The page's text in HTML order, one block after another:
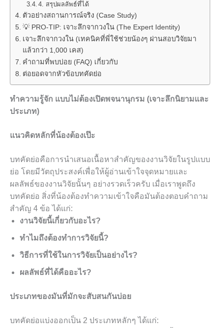
4. สรุปผลลัพธ์ที่ได้
ตัวอย่างสถานการณ์จริง (Case Study)
💡 PRO-TIP: เจาะลึกจากวงใน (The Expert Identity)
เจาะลึกจากวงใน (เทคนิคที่พี่ใช้ช่วยน้องๆ ผ่านสอบวิจัยมา
แล้วกว่า 1,000 เคส)
คำถามที่พบบ่อย (FAQ) เกี่ยวกับ
ต่อยอดจากหัวข้อบทคัดย่อ
ทำความรู้จัก แบบไม่ต้องเปิดพจนานุกรม (เจาะลึกนิยามและ
ประเภท)
แนวคิดหลักที่น้องต้องเป๊ะ
บทคัดย่อคือการนำเสนอเนื้อหาสำคัญของงานวิจัยในรูปแบบ
ย่อ โดยมีวัตถุประสงค์เพื่อให้ผู้อ่านเข้าใจจุดหมายและ
ผลลัพธ์ของงานวิจัยนั้นๆ อย่างรวดเร็วครับ เมื่อเราพูดถึง
บทคัดย่อ สิ่งที่น้องต้องทำความเข้าใจคือมันต้องตอบคำถาม
สำคัญ 4 ข้อ ได้แก่:
งานวิจัยนี้เกี่ยวกับอะไร?
ทำไมถึงต้องทำการวิจัยนี้?
วิธีการที่ใช้ในการวิจัยเป็นอย่างไร?
ผลลัพธ์ที่ได้คืออะไร?
ประเภทของมันที่มักจะสับสนกันบ่อย
บทคัดย่อแบ่งออกเป็น 2 ประเภทหลักๆ ได้แก่: